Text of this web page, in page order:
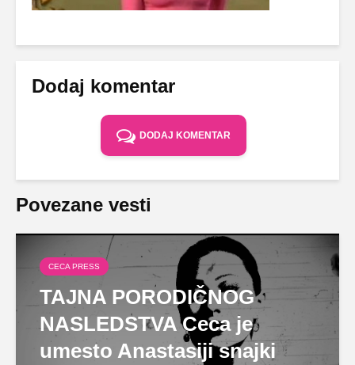
Dodaj komentar
DODAJ KOMENTAR
Povezane vesti
CECA PRESS
TAJNA PORODIČNOG
NASLEDSTVA Ceca je
umesto Anastasiji snajki